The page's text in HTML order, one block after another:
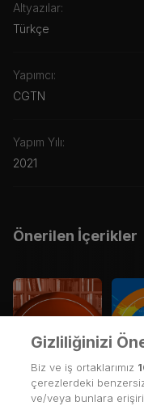
Altyazılar:
Türkçe
Yapımcı:
CGTN
Yapım Yılı:
2021
Önerilen İçerikler
Gizliliğinizi
Biz ve iş ortaklarımız
çerezlerdeki
ve/veya bunlara